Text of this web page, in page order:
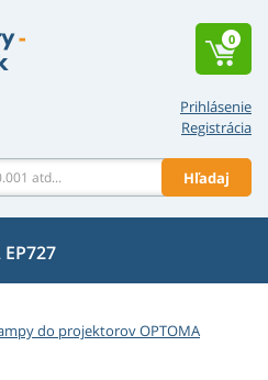
Prihlásenie
Registrácia
Hľadaj
0
do projektorov OPTOMA